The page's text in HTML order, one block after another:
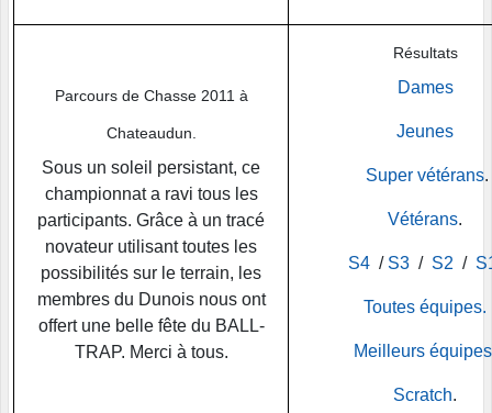
Parcours de Chasse 2011 à
Chateaudun.
Sous un soleil persistant, ce
championnat a ravi tous les
participants. Grâce à un tracé
novateur utilisant toutes les
possibilités sur le terrain, les
membres du Dunois nous ont
offert une belle fête du BALL-
TRAP. Merci à tous.
Résultats
Dames
Jeunes
Super vétérans.
Vétérans.
S4 / S3 / S2 /
Toutes équipes.
Meilleurs équipes
Scratch.